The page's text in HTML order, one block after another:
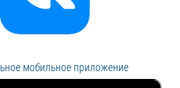
мобильное приложение